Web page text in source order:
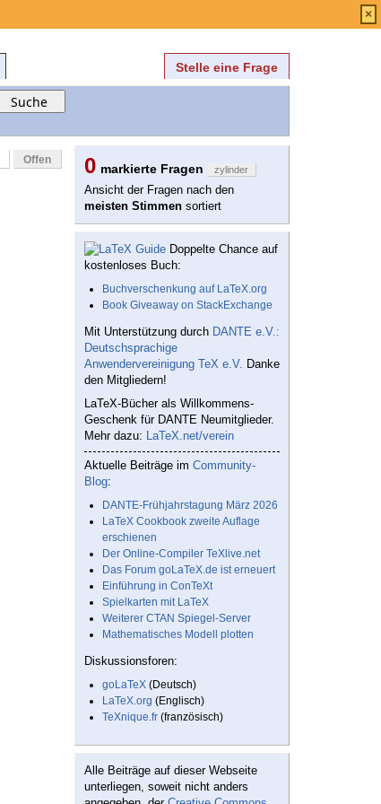
Stelle eine Frage
Offen 0 markierte Fragen zylinder
Ansicht der Fragen nach den
meisten Stimmen sortiert
Doppelte Chance auf
kostenloses Buch:
Buchverschenkung auf LaTeX.org
Book Giveaway on StackExchange
Mit Unterstützung durch DANTE e.V.:
Deutschsprachige
Anwendervereinigung TeX e.V. Danke
den Mitgliedern!
LaTeX-Bücher als Willkommens-
Geschenk für DANTE Neumitglieder.
Mehr dazu: LaTeX.net/verein
Aktuelle Beiträge im Community-
Blog:
DANTE-Frühjahrstagung März 2026
LaTeX Cookbook zweite Auflage
erschienen
Der Online-Compiler TeXlive.net
Das Forum goLaTeX.de ist erneuert
Einführung in ConTeXt
Spielkarten mit LaTeX
Weiterer CTAN Spiegel-Server
Mathematisches Modell plotten
Diskussionsforen:
goLaTeX (Deutsch)
LaTeX.org (Englisch)
TeXnique.fr (französisch)
Alle Beiträge auf dieser Webseite
unterliegen, soweit nicht anders
×